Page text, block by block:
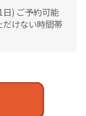
) ご予約可能
けない時間帯